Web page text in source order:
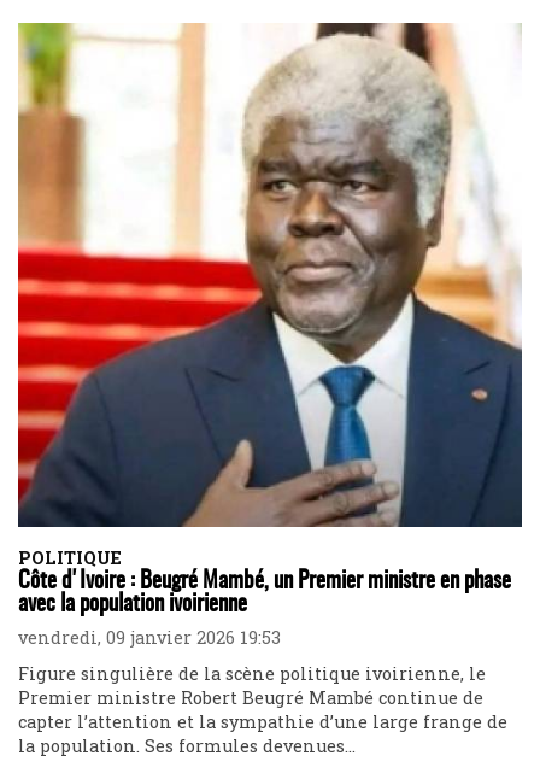
POLITIQUE
Côte d'Ivoire : Beugré Mambé, un Premier ministre en phase
avec la population ivoirienne
vendredi, 09 janvier 2026 19:53
Figure singulière de la scène politique ivoirienne, le
Premier ministre Robert Beugré Mambé continue de
capter l’attention et la sympathie d’une large frange de
la population. Ses formules devenues...